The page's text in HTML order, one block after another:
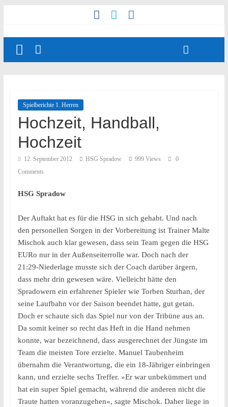
Spielberichte 1. Herren
Hochzeit, Handball,
Hochzeit
12. September 2012 HSG Spradow 999 Views
0
Comments
HSG Spradow
Der Auftakt hat es für die HSG in sich gehabt. Und nach
den personellen Sorgen in der Vorbereitung ist Trainer Malte
Mischok auch klar gewesen, dass sein Team gegen die HSG
EURo nur in der Außenseiterrolle war. Doch nach der
21:29-Niederlage musste sich der Coach darüber ärgern,
dass mehr drin gewesen wäre. Vielleicht hätte den
Spradowern ein erfahrener Spieler wie Torben Sturhan, der
seine Laufbahn vor der Saison beendet hatte, gut getan.
Doch er schaute sich das Spiel nur von der Tribüne aus an.
Da somit keiner so recht das Heft in die Hand nehmen
konnte, war bezeichnend, dass ausgerechnet der Jüngste im
Team die meisten Tore erzielte. Manuel Taubenheim
übernahm die Verantwortung, die ein 18-Jähriger einbringen
kann, und erzielte sechs Treffer. »Er war unbekümmert und
hat ein super Spiel gemacht, während die anderen nicht die
Traute hatten voranzugehen«, sagte Mischok. Daher liege in